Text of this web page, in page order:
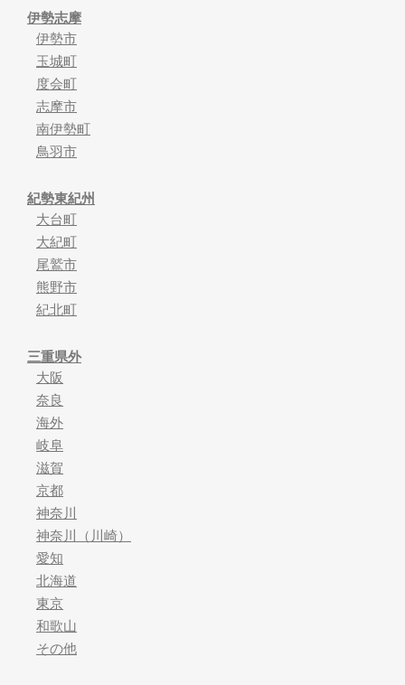
伊勢志摩
伊勢市
玉城町
度会町
志摩市
南伊勢町
鳥羽市
紀勢東紀州
大台町
大紀町
尾鷲市
熊野市
紀北町
三重県外
大阪
奈良
海外
岐阜
滋賀
京都
神奈川
神奈川（川崎）
愛知
北海道
東京
和歌山
その他